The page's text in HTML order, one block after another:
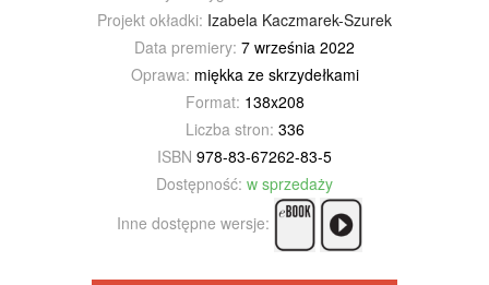
Projekt okładki: Izabela Kaczmarek-Szurek
Data premiery: 7 września 2022
Oprawa: miękka ze skrzydełkami
Format: 138x208
Liczba stron: 336
ISBN 978-83-67262-83-5
Dostępność: w sprzedaży
Inne dostępne wersje: